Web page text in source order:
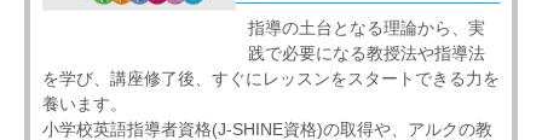
指導の土台となる理論から、実
践で必要になる教授法や指導法
を学び、講座修了後、すぐにレッスンをスタートできる力を
養います。
小学校英語指導者資格(J-SHINE資格)の取得や、アルクの教